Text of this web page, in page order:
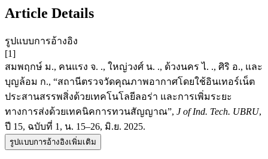
Article Details
รูปแบบการอ้างอิง
[1]
สมพฤกษ์ ม., คนแรง จ. ., ใหญ่วงศ์ น. ., ด้วงนคร ไ. ., ศิริ อ., และ
บุญล้อม ก., “สถานีตรวจวัดคุณภาพอากาศโดยใช้อินเทอร์เน็ต
ประสานสรรพสิ่งด้วยเทคโนโลยีลอร่า และการเพิ่มระยะ
ทางการส่งด้วยเทคนิคการทวนสัญญาณ”, J of Ind. Tech. UBRU,
ปี 15, ฉบับที่ 1, น. 15–26, มิ.ย. 2025.
รูปแบบการอ้างอิงเพิ่มเติม